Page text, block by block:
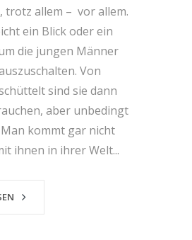
trotz allem – vor allem.
ein Blick oder ein
die jungen Männer
Von
sind sie dann
aber unbedingt
kommt gar nicht
ihnen in ihrer Welt...